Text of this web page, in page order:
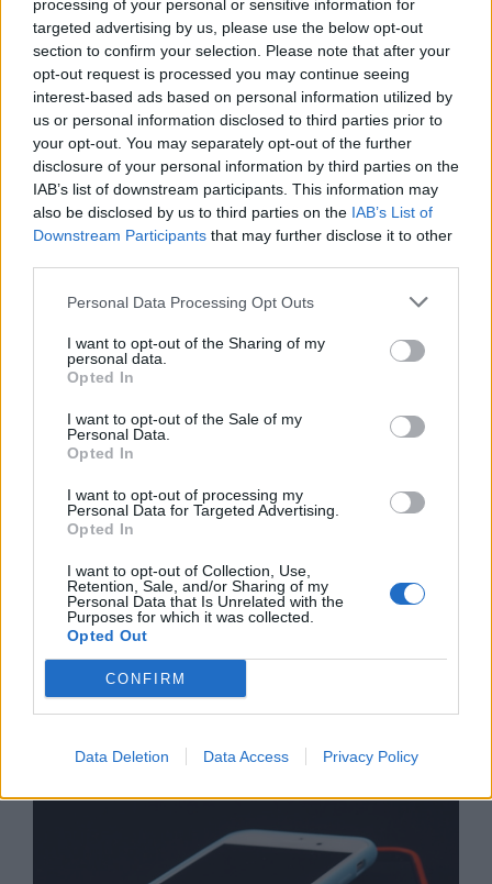
processing of your personal or sensitive information for
targeted advertising by us, please use the below opt-out
section to confirm your selection. Please note that after your
opt-out request is processed you may continue seeing
interest-based ads based on personal information utilized by
us or personal information disclosed to third parties prior to
your opt-out. You may separately opt-out of the further
disclosure of your personal information by third parties on the
IAB’s list of downstream participants. This information may
also be disclosed by us to third parties on the IAB’s List of
Downstream Participants that may further disclose it to other
Personal Data Processing Opt Outs
I want to opt-out of the Sharing of my
personal data.
Opted In
I want to opt-out of the Sale of my
Personal Data.
Opted In
I want to opt-out of processing my
Personal Data for Targeted Advertising.
Opted In
I want to opt-out of Collection, Use,
Retention, Sale, and/or Sharing of my
Personal Data that Is Unrelated with the
Purposes for which it was collected.
Opted Out
CONFIRM
Data Deletion Data Access Privacy Policy
Санторини
03.08.2026 / 18:36
Лихтенщайн